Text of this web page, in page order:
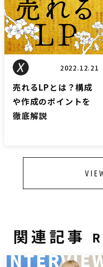
2022.12.21
売れるLPとは？構成
や作成のポイントを
徹底解説
関連記事
インタビュー